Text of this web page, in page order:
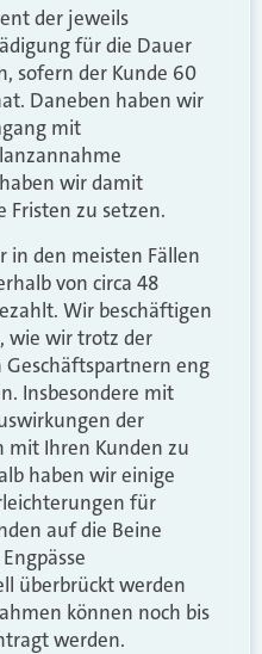
der jeweils
für die Dauer
sofern der Kunde 60
Daneben haben wir
mit
wir damit
Fristen zu setzen.
in den meisten Fällen
von circa 48
Wir beschäftigen
wie wir trotz der
eng
Insbesondere mit
der
mit Ihren Kunden zu
haben wir einige
für
auf die Beine
überbrückt werden
können noch bis
werden.